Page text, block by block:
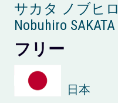
サカタ ノブヒロ
Nobuhiro SAKATA
フリー
日本